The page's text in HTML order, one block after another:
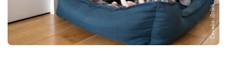
Снимка: iStock